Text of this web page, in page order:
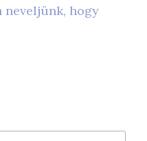
neveljünk, hogy